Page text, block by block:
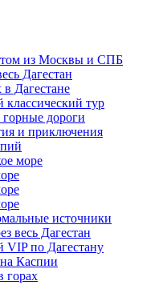
из Москвы и СПБ
Дагестан
Дагестане
тур
дороги
и приключения
море
источники
весь Дагестан
по Дагестану
Каспии
горах